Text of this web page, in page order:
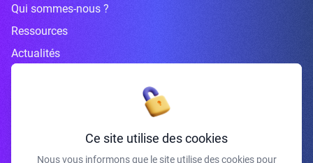
Qui sommes-nous ?
Ressources
Actualités
Inscrivez-vous à la newsletter
Ce site utilise des cookies
Nous vous informons que le site utilise des cookies pour